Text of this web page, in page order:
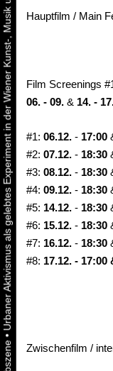
•
Urbaner Aktivismus als gelebtes Experiment in der Wiener Kunst-, Musik und Clubszene Hauptfilm / Main
Film Screenings
06. - 09. & 14. -
#1: 06.12. - 17:00
#2: 07.12. - 18:30
#3: 08.12. - 18:30
#4: 09.12. - 18:30
#5: 14.12. - 18:30
#6: 15.12. - 18:30
#7: 16.12. - 18:30
#8: 17.12. - 17:00
Zwischenfilm /